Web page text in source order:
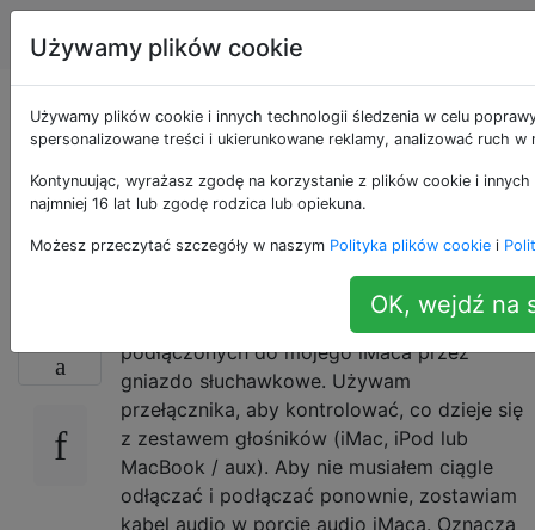
Apple Tagi
Używaj głośników
wewnętrznych z
podłączonymi innymi
Mam zestaw głośników surround,
podłączonych do mojego iMaca przez
gniazdo słuchawkowe. Używam
przełącznika, aby kontrolować, co dzieje się
z zestawem głośników (iMac, iPod lub
MacBook / aux). Aby nie musiałem ciągle
odłączać i podłączać ponownie, zostawiam
kabel audio w porcie audio iMaca. Oznacza
Używamy plików cookie
Używamy plików cookie i innych technologii śledzenia w celu
spersonalizowane treści i ukierunkowane reklamy, analizować ruch
Kontynuując, wyrażasz zgodę na korzystanie z plików cookie i
najmniej 16 lat lub zgodę rodzica lub opiekuna.
Możesz przeczytać szczegóły w naszym Polityka plików cookie i
OK, wejdź na